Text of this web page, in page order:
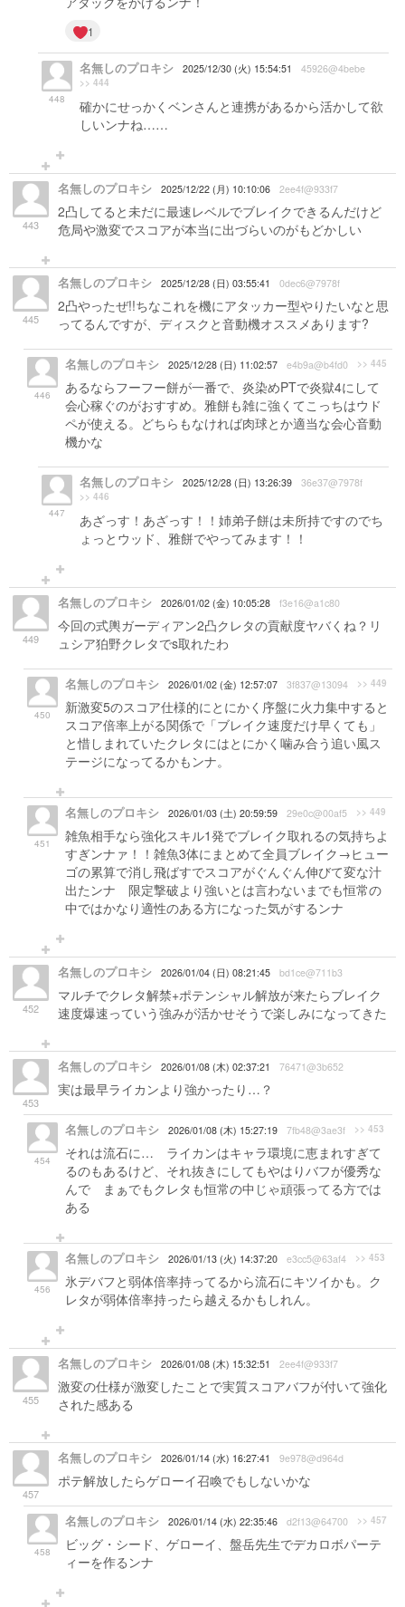
1
448
名無しのプロキシ 2025/12/30 (火) 15:54:51 45926@4bebe
>> 444
確かにせっかくベンさんと連携があるから活かして欲
しいンナね……
443
名無しのプロキシ 2025/12/22 (月) 10:10:06 2ee4f@933f7
2凸してると未だに最速レベルでブレイクできるんだけど
危局や激変でスコアが本当に出づらいのがもどかしい
445
名無しのプロキシ 2025/12/28 (日) 03:55:41 0dec6@7978f
2凸やったぜ!!ちなこれを機にアタッカー型やりたいなと思
ってるんですが、ディスクと音動機オススメあります?
446
名無しのプロキシ 2025/12/28 (日) 11:02:57 e4b9a@b4fd0 >> 445
あるならフーフー餅が一番で、炎染めPTで炎獄4にして
会心稼ぐのがおすすめ。雅餅も雑に強くてこっちはウド
ペが使える。どちらもなければ肉球とか適当な会心音動
機かな
447
名無しのプロキシ 2025/12/28 (日) 13:26:39 36e37@7978f
>> 446
あざっす！あざっす！！姉弟子餅は未所持ですのでち
ょっとウッド、雅餅でやってみます！！
449
名無しのプロキシ 2026/01/02 (金) 10:05:28 f3e16@a1c80
今回の式輿ガーディアン2凸クレタの貢献度ヤバくね？リ
ュシア狛野クレタでs取れたわ
450
名無しのプロキシ 2026/01/02 (金) 12:57:07 3f837@13094 >> 449
新激変5のスコア仕様的にとにかく序盤に火力集中すると
スコア倍率上がる関係で「ブレイク速度だけ早くても」
と惜しまれていたクレタにはとにかく噛み合う追い風ス
テージになってるかもンナ。
451
名無しのプロキシ 2026/01/03 (土) 20:59:59 29e0c@00af5 >> 449
雑魚相手なら強化スキル1発でブレイク取れるの気持ちよ
すぎンナァ！！雑魚3体にまとめて全員ブレイク→ヒュー
ゴの累算で消し飛ばすでスコアがぐんぐん伸びて変な汁
出たンナ 限定撃破より強いとは言わないまでも恒常の
中ではかなり適性のある方になった気がするンナ
452
名無しのプロキシ 2026/01/04 (日) 08:21:45 bd1ce@711b3
マルチでクレタ解禁+ポテンシャル解放が来たらブレイク
速度爆速っていう強みが活かせそうで楽しみになってきた
453
名無しのプロキシ 2026/01/08 (木) 02:37:21 76471@3b652
実は最早ライカンより強かったり…？
454
名無しのプロキシ 2026/01/08 (木) 15:27:19 7fb48@3ae3f >> 453
それは流石に… ライカンはキャラ環境に恵まれすぎて
るのもあるけど、それ抜きにしてもやはりバフが優秀な
んで まぁでもクレタも恒常の中じゃ頑張ってる方では
ある
456
名無しのプロキシ 2026/01/13 (火) 14:37:20 e3cc5@63af4 >> 453
氷デバフと弱体倍率持ってるから流石にキツイかも。ク
レタが弱体倍率持ったら越えるかもしれん。
455
名無しのプロキシ 2026/01/08 (木) 15:32:51 2ee4f@933f7
激変の仕様が激変したことで実質スコアバフが付いて強化
された感ある
457
名無しのプロキシ 2026/01/14 (水) 16:27:41 9e978@d964d
ポテ解放したらゲローイ召喚でもしないかな
458
名無しのプロキシ 2026/01/14 (水) 22:35:46 d2f13@64700 >> 457
ビッグ・シード、ゲローイ、盤岳先生でデカロボパーテ
ィーを作るンナ